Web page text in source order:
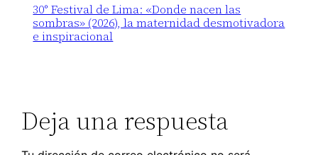
30° Festival de Lima: «Donde nacen las
sombras» (2026), la maternidad desmotivadora
e inspiracional
Deja una respuesta